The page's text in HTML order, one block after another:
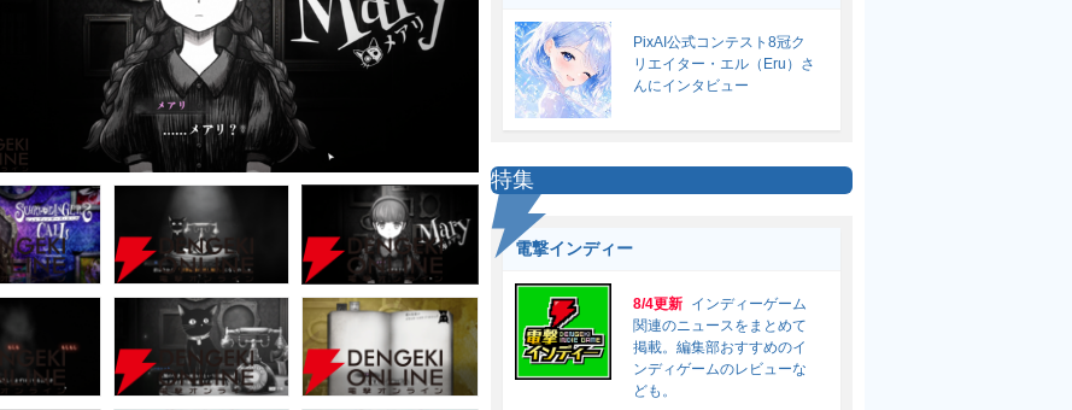
PixAI公式コンテスト8冠ク
リエイター・エル（Eru）さ
んにインタビュー
特集
電撃インディー
8/4更新 インディーゲーム
関連のニュースをまとめて
掲載。編集部おすすめのイ
ンディゲームのレビューな
ども。